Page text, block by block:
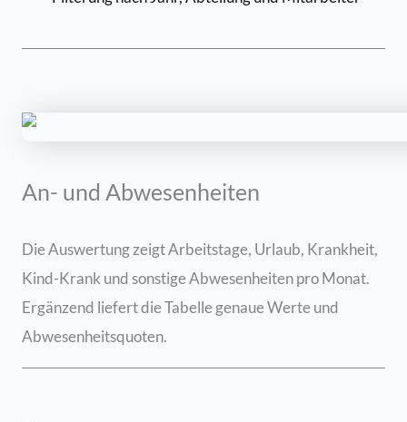
An- und Abwesenheiten
Die Auswertung zeigt Arbeitstage, Urlaub, Krankheit,
Kind-Krank und sonstige Abwesenheiten pro Monat.
Ergänzend liefert die Tabelle genaue Werte und
Abwesenheitsquoten.